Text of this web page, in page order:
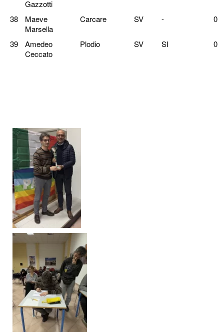
Gazzotti
38
Maeve
Marsella
Carcare SV - 0
39
Amedeo
Ceccato
Plodio SV SI 0